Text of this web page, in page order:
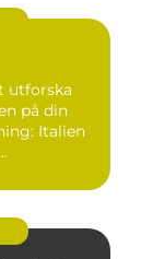
utforska
på din